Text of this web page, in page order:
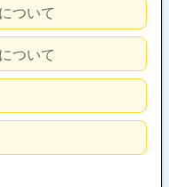
ついて
ついて